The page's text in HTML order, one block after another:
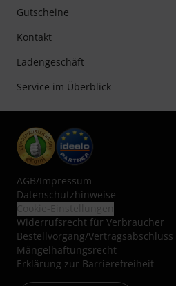
Gutscheine
Kontakt
Ladengeschäft
Service im Überblick
AGB/Impressum
Datenschutzhinweise
Widerrufsrecht für Verbraucher
Bestellvorgang/Vertragsabschluss
Mängelhaftungsrecht
Erklärung zur Barrierefreiheit